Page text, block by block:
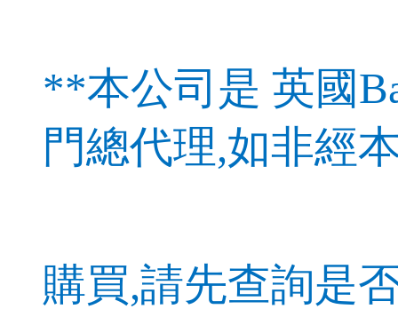
**本公司是 英國
門總代理,如非經
購買,請先查詢是